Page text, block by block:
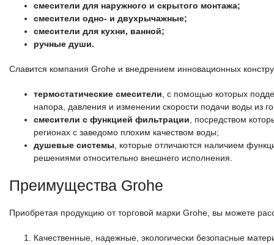
смесители для наружного и скрытого монтажа;
смесители одно- и двухрычажные;
смесители для кухни, ванной;
ручные души.
Славится компания Grohe и внедрением инновационных
термостатические смесители , с помощью которых
напора, давления и изменении скорости подачи воды из
смесители с функцией фильтрации , посредством
регионах с заведомо плохим качеством воды;
душевые системы , которые отличаются наличием
решениями относительно внешнего исполнения.
Преимущества Grohe
Приобретая продукцию от торговой марки Grohe, вы можете
Качественные, надежные, экологически безопасные